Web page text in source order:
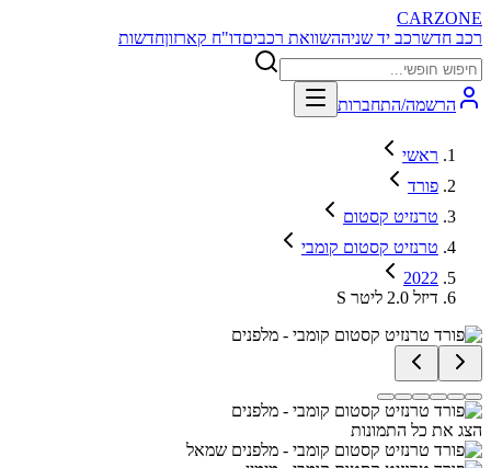
CARZONE
רכב חדשרכב יד שניההשוואת רכביםדו"ח קארזוןחדשות
הרשמה/התחברות
ראשי
פורד
טרנזיט קסטום
טרנזיט קסטום קומבי
2022
S דיזל 2.0 ליטר
הצג את כל התמונות